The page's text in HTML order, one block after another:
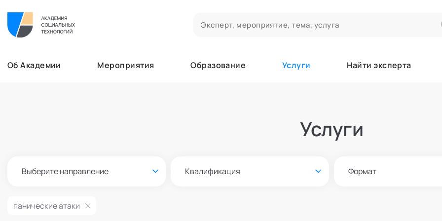
Об Академии Мероприятия Образование Услуги Найти эксперта
Услуги
Выберите направление Квалификация Формат
панические атаки
Сертификаты
В этом разделе отображаются программы, на которые вы зачисляетесь/уже зачислены в качестве слушателя
Добавить фото, изменить контактные данные
Поддержка